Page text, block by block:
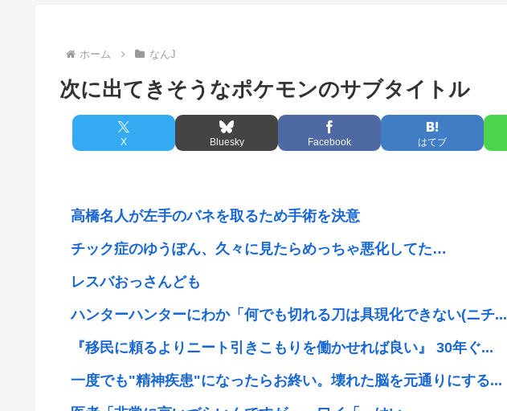
ホーム なんJ
次に出てきそうなポケモンのサブタイトル
X Bluesky Facebook はてブ
高橋名人が左手のバネを取るため手術を決意
チック症のゆうぽん、久々に見たらめっちゃ悪化してた…
レスバおっさんども
ハンターハンターにわか「何でも切れる刀は具現化できない(ニチ...
『移民に頼るよりニート引きこもりを働かせれば良い』 30年ぐ...
一度でも"精神疾患"になったらお終い。壊れた脳を元通りにする...